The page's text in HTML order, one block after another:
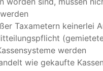
Taxametern keinerlei
werden
wie gekaufte